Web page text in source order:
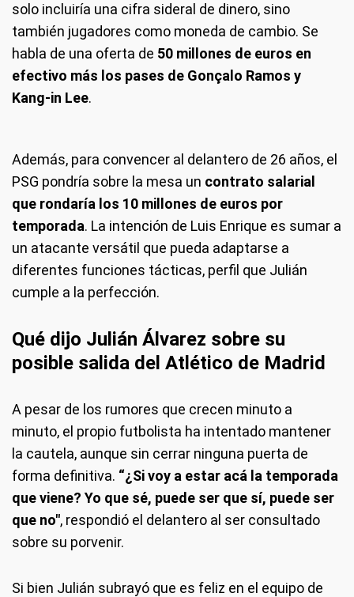
solo incluiría una cifra sideral de dinero, sino
también jugadores como moneda de cambio. Se
habla de una oferta de 50 millones de euros en
efectivo más los pases de Gonçalo Ramos y
Kang-in Lee.
Además, para convencer al delantero de 26 años, el
PSG pondría sobre la mesa un contrato salarial
que rondaría los 10 millones de euros por
temporada. La intención de Luis Enrique es sumar a
un atacante versátil que pueda adaptarse a
diferentes funciones tácticas, perfil que Julián
cumple a la perfección.
Qué dijo Julián Álvarez sobre su
posible salida del Atlético de Madrid
A pesar de los rumores que crecen minuto a
minuto, el propio futbolista ha intentado mantener
la cautela, aunque sin cerrar ninguna puerta de
forma definitiva. “¿Si voy a estar acá la temporada
que viene? Yo que sé, puede ser que sí, puede ser
que no", respondió el delantero al ser consultado
sobre su porvenir.
Si bien Julián subrayó que es feliz en el equipo de